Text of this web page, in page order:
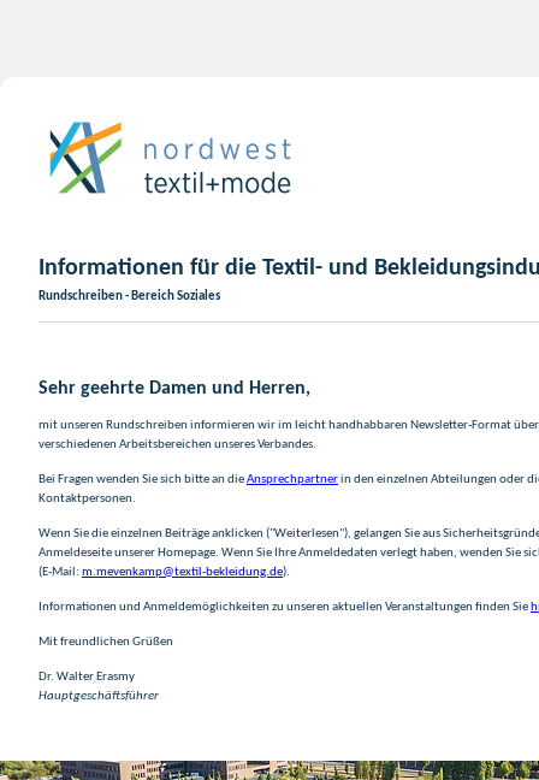
Informationen für die Textil- und
Rundschreiben - Bereich Soziales
Sehr geehrte Damen und Herren,
mit unseren Rundschreiben informieren wir im leicht handhabbaren Newsletter-Format über
verschiedenen Arbeitsbereichen unseres Verbandes.
Bei Fragen wenden Sie sich bitte an dieAnsprechpartnerin den einzelnen Abteilungen oder
Kontaktpersonen.
Wenn Sie die einzelnen Beiträge anklicken ("Weiterlesen"), gelangen Sie aus
Anmeldeseite unserer Homepage. Wenn Sie Ihre Anmeldedaten verlegt haben, wenden Sie
(E-Mail: m.mevenkamp@textil-bekleidung.de).
Informationen und Anmeldemöglichkeiten zu unseren aktuellen Veranstaltungen finden Sie
Mit freundlichen Grüßen
Dr. Walter Erasmy
Hauptgeschäftsführer